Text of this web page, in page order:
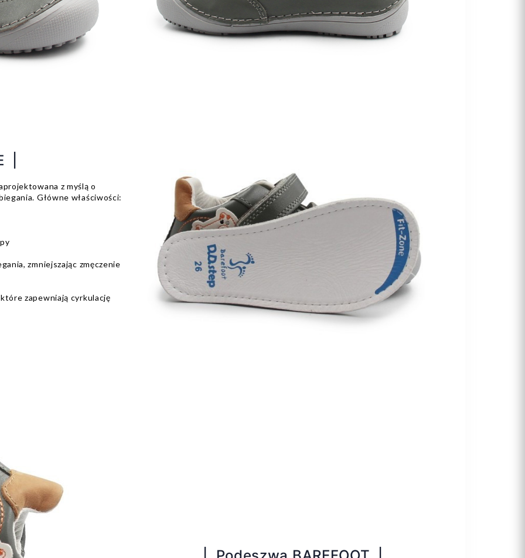
|
z myślą o
Główne właściwości:
zmniejszając zmęczenie
zapewniają cyrkulację